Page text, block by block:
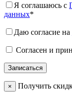
Я соглашаюсь с
данных*
Даю согласие на
Согласен и
× Получить